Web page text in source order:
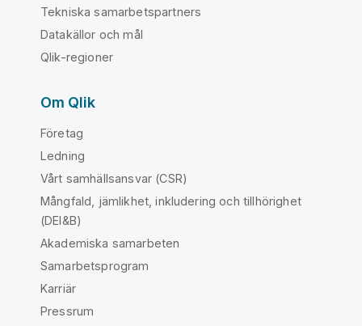
Tekniska samarbetspartners
Datakällor och mål
Qlik-regioner
Om Qlik
Företag
Ledning
Vårt samhällsansvar (CSR)
Mångfald, jämlikhet, inkludering och tillhörighet
(DEI&B)
Akademiska samarbeten
Samarbetsprogram
Karriär
Pressrum